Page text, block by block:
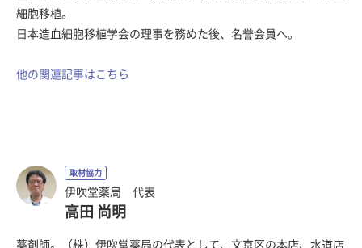
細胞移植。
日本造血細胞移植学会の理事を務めた後、名誉会員へ。
他の関連記事はこちら
取材協力
伊吹堂薬局 代表
高田 尚明
薬剤師。（株）伊吹堂薬局の代表として、文京区の本店、水道店